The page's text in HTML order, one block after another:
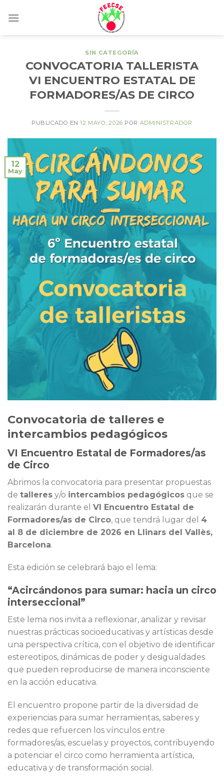
SIN CATEGORÍA
CONVOCATORIA TALLERISTA
VI ENCUENTRO ESTATAL DE
FORMADORES/AS DE CIRCO
PUBLICADO EN12 MAYO, 2026 POR ADMINISTRADOR
12
May
Convocatoria de talleres e
intercambios pedagógicos
VI Encuentro Estatal de Formadores/as
de Circo
Abrimos la convocatoria para presentar propuestas
de talleres y/o intercambios pedagógicos que se
realizarán durante el VI Encuentro Estatal de
Formadores/as de Circo, que tendrá lugar del 4
al 8 de diciembre de 2026 en Llinars del Vallès,
Barcelona.
Esta edición se celebrará bajo el lema:
“Acircándonos para sumar: hacia un circo
interseccional”
Este lema nos invita a reflexionar, analizar y revisar
nuestras prácticas socioeducativas y artísticas desde
una perspectiva crítica, con el objetivo de identificar
estereotipos, dinámicas de poder y desigualdades
que pueden reproducirse de manera inconsciente
en la acción educativa.
El encuentro propone partir de la diversidad de
experiencias para sumar herramientas, saberes y
redes que refuercen los vínculos entre
formadores/as, escuelas y proyectos, contribuyendo
a potenciar el circo como herramienta artística,
educativa y de transformación social.